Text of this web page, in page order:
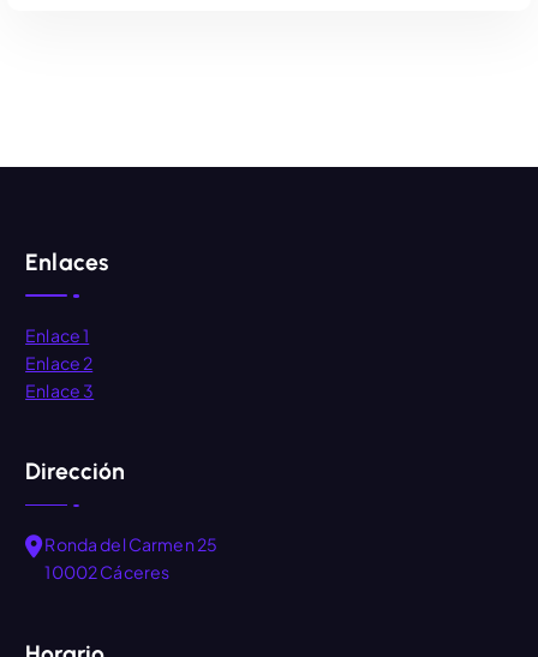
Enlaces
Enlace 1
Enlace 2
Enlace 3
Dirección
Ronda del Carmen 25
10002 Cáceres